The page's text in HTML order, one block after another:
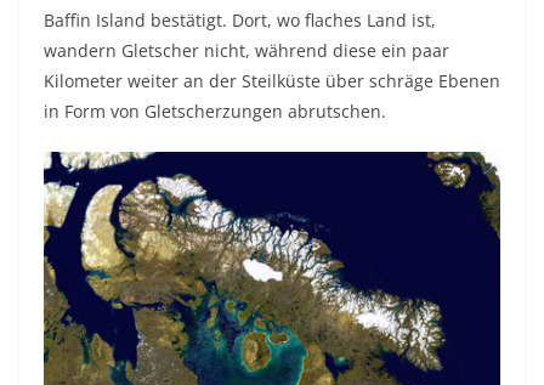
Baffin Island bestätigt. Dort, wo flaches Land ist,
wandern Gletscher nicht, während diese ein paar
Kilometer weiter an der Steilküste über schräge Ebenen
in Form von Gletscherzungen abrutschen.